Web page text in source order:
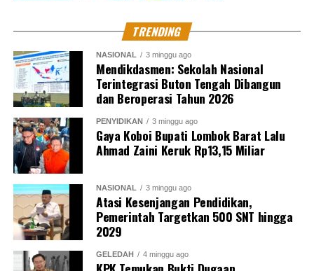
TRENDING
NASIONAL 3 minggu ago
Mendikdasmen: Sekolah Nasional
Terintegrasi Buton Tengah Dibangun
dan Beroperasi Tahun 2026
PENYIDIKAN 3 minggu ago
Gaya Koboi Bupati Lombok Barat Lalu
Ahmad Zaini Keruk Rp13,15 Miliar
NASIONAL 3 minggu ago
Atasi Kesenjangan Pendidikan,
Pemerintah Targetkan 500 SNT hingga
2029
GELEDAH 4 minggu ago